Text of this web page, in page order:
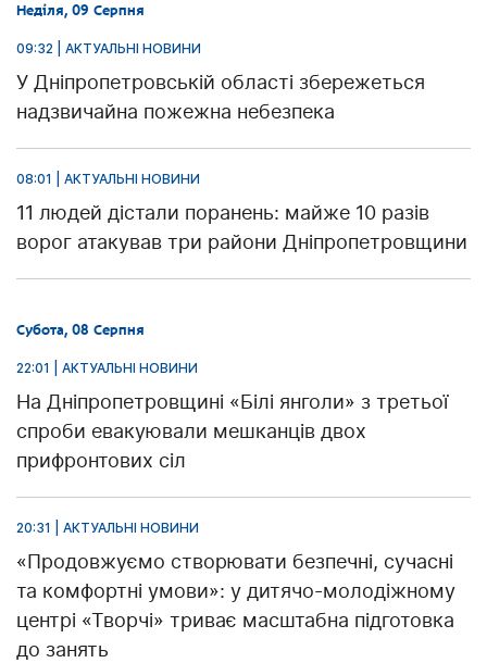
Неділя, 09 Серпня
09:32 | АКТУАЛЬНІ НОВИНИ
У Дніпропетровській області збережеться
надзвичайна пожежна небезпека
08:01 | АКТУАЛЬНІ НОВИНИ
11 людей дістали поранень: майже 10 разів
ворог атакував три райони Дніпропетровщини
Субота, 08 Серпня
22:01 | АКТУАЛЬНІ НОВИНИ
На Дніпропетровщині «Білі янголи» з третьої
спроби евакуювали мешканців двох
прифронтових сіл
20:31 | АКТУАЛЬНІ НОВИНИ
«Продовжуємо створювати безпечні, сучасні
та комфортні умови»: у дитячо-молодіжному
центрі «Творчі» триває масштабна підготовка
до занять